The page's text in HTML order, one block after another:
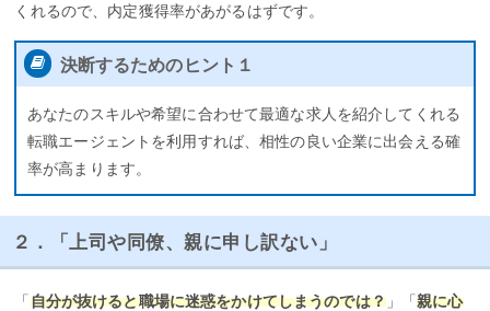
くれるので、内定獲得率があがるはずです。
決断するためのヒント１
あなたのスキルや希望に合わせて最適な求人を紹介してくれる
転職エージェントを利用すれば、相性の良い企業に出会える確
率が高まります。
２．「上司や同僚、親に申し訳ない」
「 自分が抜けると職場に迷惑をかけてしまうのでは？」「親に心